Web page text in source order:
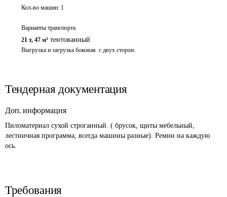
Кол-во машин: 1
Варианты транспорта
21 т, 47 м³ тентованный
Выгрузка и загрузка боковая  с двух сторон.
Тендерная документация
Доп. информация
Пиломатериал сухой строганный. ( брусок, щиты мебельный,
лестничная программа, всегда машины разные). Ремни на каждую
ось.
Требования